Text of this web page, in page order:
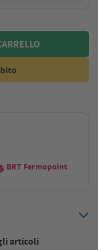
BRT Fermopoint
articoli